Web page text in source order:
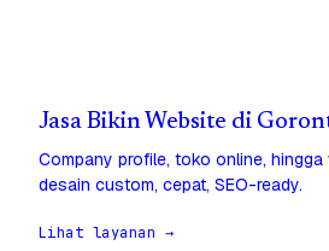
Jasa Bikin Website di
Company profile, toko online,
desain custom, cepat, SEO-ready.
Lihat layanan →